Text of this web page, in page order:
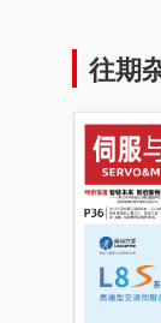
往期